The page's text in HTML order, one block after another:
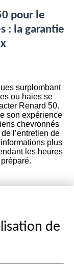
pour le
: la garantie
surplombant
ou haies se
Renard 50.
son expérience
chevronnés
l’entretien de
plus
les heures
de